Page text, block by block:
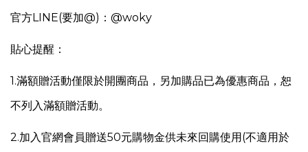
官方LINE(要加@)：@woky
貼心提醒：
1.滿額贈活動僅限於開團商品，另加購品已為優惠商品，恕
不列入滿額贈活動。
2.加入官網會員贈送50元購物金供未來回購使用(不適用於